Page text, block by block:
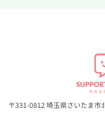
〒331-0812 埼玉県さいたま市